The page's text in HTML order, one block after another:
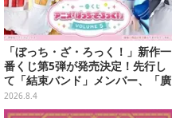
「ぼっち・ざ・ろっく！」新作一
番くじ第5弾が発売決定！先行し
て「結束バンド」メンバー、「廣
井きくり」のメイド衣装フィギュ
アを公開
2026.8.4